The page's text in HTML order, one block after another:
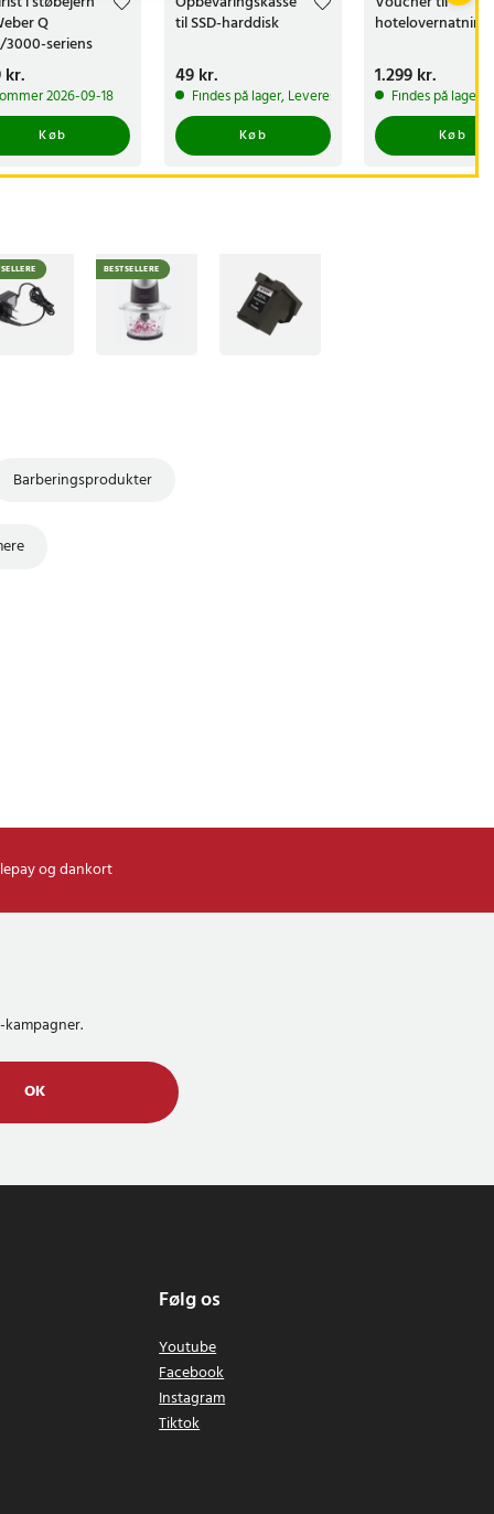
Q
seriens
:539 kr.
kr.
2026-09-18
Køb
til SSD-harddisk
Pris:49 kr.
49 kr.
Findes på lager, Leveres i løbet af 1-2 hverdage
Køb
hotelovernatning
Pris:1.299 kr.
1.299 kr.
Findes på lager,
Køb
BESTSELLERE
Barberingsprodukter
og dankort
OK
Følg os
Youtube
Facebook
Instagram
Tiktok